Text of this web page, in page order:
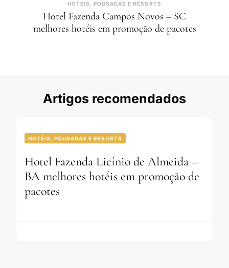
HOTÉIS, POUSADAS E RESORTS
Hotel Fazenda Campos Novos – SC
melhores hotéis em promoção de pacotes
Artigos recomendados
HOTÉIS, POUSADAS E RESORTS
Hotel Fazenda Licínio de Almeida –
BA melhores hotéis em promoção de
pacotes